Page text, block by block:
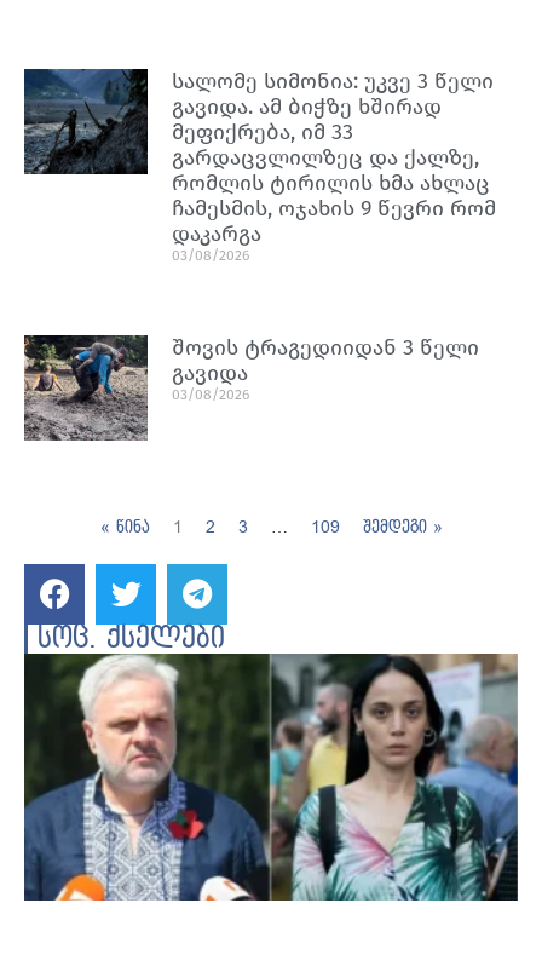
სალომე სიმონია: უკვე 3 წელი
გავიდა. ამ ბიჭზე ხშირად
მეფიქრება, იმ 33
გარდაცვლილზეც და ქალზე,
რომლის ტირილის ხმა ახლაც
ჩამესმის, ოჯახის 9 წევრი რომ
დაკარგა
03/08/2026
შოვის ტრაგედიიდან 3 წელი
გავიდა
03/08/2026
« წინა 1 2 3 109 შემდეგი »
სოც. ქსელები